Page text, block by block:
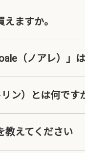
ますか。
（ノアレ）」
ン）とは何です
教えてください